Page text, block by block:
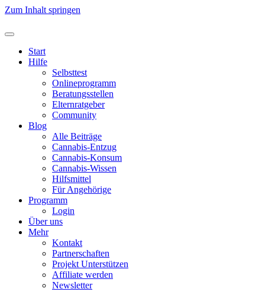
Zum Inhalt springen
Start
Hilfe
Selbsttest
Onlineprogramm
Beratungsstellen
Elternratgeber
Community
Blog
Alle Beiträge
Cannabis-Entzug
Cannabis-Konsum
Cannabis-Wissen
Hilfsmittel
Für Angehörige
Programm
Login
Über uns
Mehr
Kontakt
Partnerschaften
Projekt Unterstützen
Affiliate werden
Newsletter